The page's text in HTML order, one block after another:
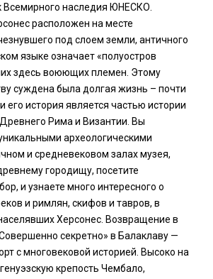
Всемирного наследия ЮНЕСКО.
расположен на месте
под слоем земли, античного
языке означает «полуостров
здесь воюющих племен. Этому
суждена была долгая жизнь – почти
его история является частью истории
Рима и Византии. Вы
археологическими
и средневековом залах музея,
городищу, посетите
и узнаете много интересного о
и римлян, скифов и тавров, в
Херсонес. Возвращение в
секретно» в Балаклаву —
с многовековой историей. Высоко на
крепость Чембало,